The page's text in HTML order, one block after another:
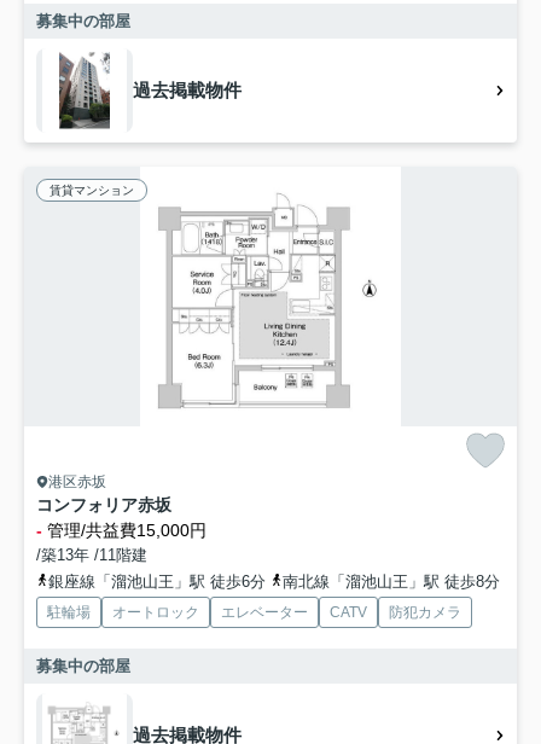
募集中の部屋
過去掲載物件
賃貸マンション
港区赤坂
コンフォリア赤坂
- 管理/共益費15,000円
/築13年 /11階建
銀座線「溜池山王」駅 徒歩6分
南北線「溜池山王」駅 徒歩8分
駐輪場 オートロック エレベーター CATV 防犯カメラ
募集中の部屋
過去掲載物件